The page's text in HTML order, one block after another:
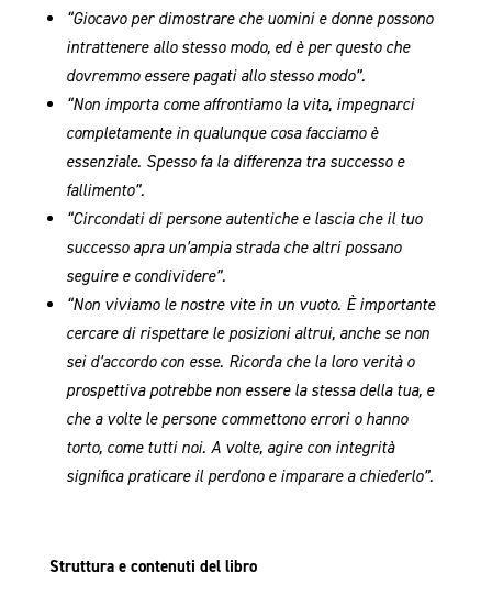
“Giocavo per dimostrare che uomini e donne possono
intrattenere allo stesso modo, ed è per questo che
dovremmo essere pagati allo stesso modo”.
“Non importa come affrontiamo la vita, impegnarci
completamente in qualunque cosa facciamo è
essenziale. Spesso fa la differenza tra successo e
fallimento”.
“Circondati di persone autentiche e lascia che il tuo
successo apra un’ampia strada che altri possano
seguire e condividere”.
“Non viviamo le nostre vite in un vuoto. È importante
cercare di rispettare le posizioni altrui, anche se non
sei d’accordo con esse. Ricorda che la loro verità o
prospettiva potrebbe non essere la stessa della tua, e
che a volte le persone commettono errori o hanno
torto, come tutti noi. A volte, agire con integrità
significa praticare il perdono e imparare a chiederlo”.
Struttura e contenuti del libro